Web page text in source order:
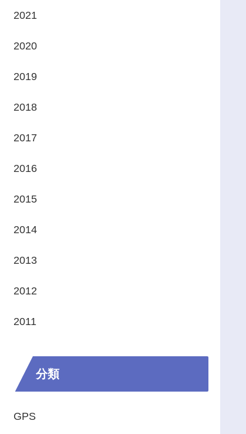
2021
2020
2019
2018
2017
2016
2015
2014
2013
2012
2011
分類
GPS